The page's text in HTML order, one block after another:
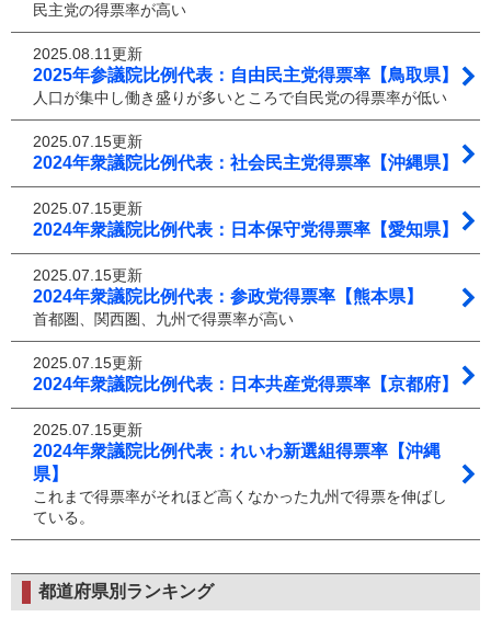
民主党の得票率が高い
2025.08.11更新
2025年参議院比例代表：自由民主党得票率【鳥取県】
人口が集中し働き盛りが多いところで自民党の得票率が低い
2025.07.15更新
2024年衆議院比例代表：社会民主党得票率【沖縄県】
2025.07.15更新
2024年衆議院比例代表：日本保守党得票率【愛知県】
2025.07.15更新
2024年衆議院比例代表：参政党得票率【熊本県】
首都圏、関西圏、九州で得票率が高い
2025.07.15更新
2024年衆議院比例代表：日本共産党得票率【京都府】
2025.07.15更新
2024年衆議院比例代表：れいわ新選組得票率【沖縄
県】
これまで得票率がそれほど高くなかった九州で得票を伸ばし
ている。
都道府県別ランキング